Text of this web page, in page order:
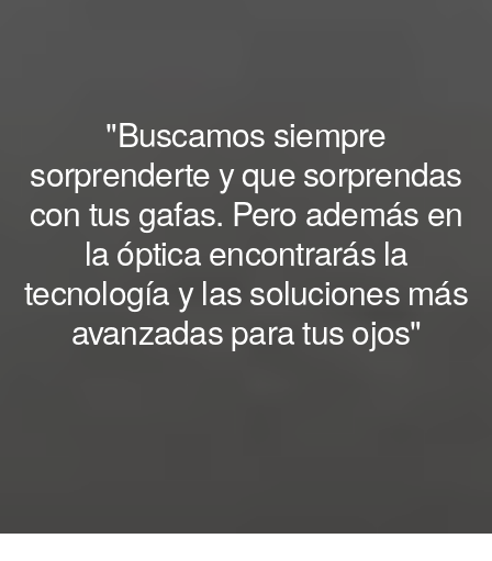
"Buscamos siempre
sorprenderte y que sorprendas
con tus gafas. Pero además en
la óptica encontrarás la
tecnología y las soluciones más
avanzadas para tus ojos"